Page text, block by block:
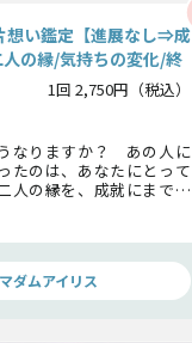
想い鑑定【進展なし⇒成
の縁/気持ちの変化/終
1回 2,750円（税込）
なりますか？ あの人に
たのは、あなたにとって
人の縁を、成就にまで持
ダムアイリス